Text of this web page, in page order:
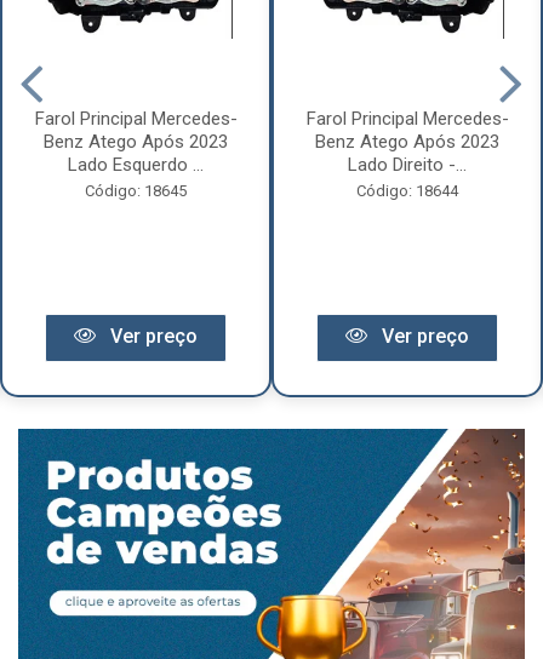
Farol Principal Mercedes-
Benz Atego Após 2023
Lado Esquerdo ...
Código: 18645
Ver preço
Farol Principal Mercedes-
Benz Atego Após 2023
Lado Direito -...
Código: 18644
Ver preço